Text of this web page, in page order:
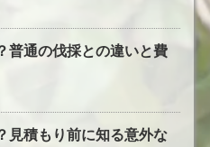
普通の伐採との違いと費
見積もり前に知る意外な